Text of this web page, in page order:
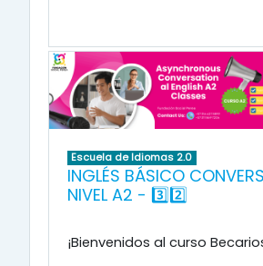
Escuela de Idiomas 2.0
INGLÉS BÁSICO
NIVEL A2 - 3️⃣2️⃣
¡Bienvenidos al curso